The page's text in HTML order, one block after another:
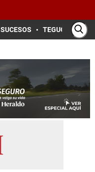
SUCESOS TEGUCIGALPA